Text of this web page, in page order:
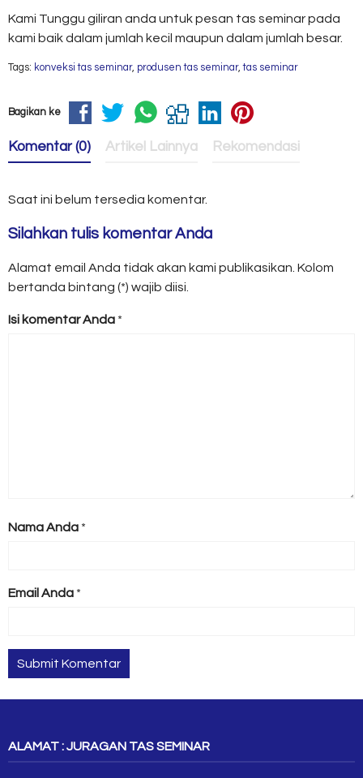
Kami Tunggu giliran anda untuk pesan tas seminar pada
kami baik dalam jumlah kecil maupun dalam jumlah besar.
Tags: konveksi tas seminar, produsen tas seminar,tas seminar
Bagikan ke
Komentar (0) Artikel Lainnya Rekomendasi
Saat ini belum tersedia komentar.
Silahkan tulis komentar Anda
Alamat email Anda tidak akan kami publikasikan. Kolom
bertanda bintang (*) wajib diisi.
Isi komentar Anda *
Nama Anda *
Email Anda *
ALAMAT : JURAGAN TAS SEMINAR